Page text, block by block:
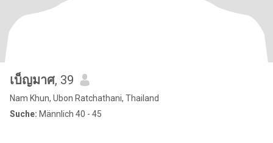
เบ็ญมาศ, 39
Nam Khun, Ubon Ratchathani, Thailand
Suche: Männlich 40 - 45